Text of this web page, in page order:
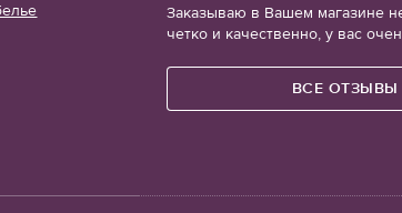
Заказываю в Вашем магазине
четко и качественно, у вас
ВСЕ ОТЗЫВЫ